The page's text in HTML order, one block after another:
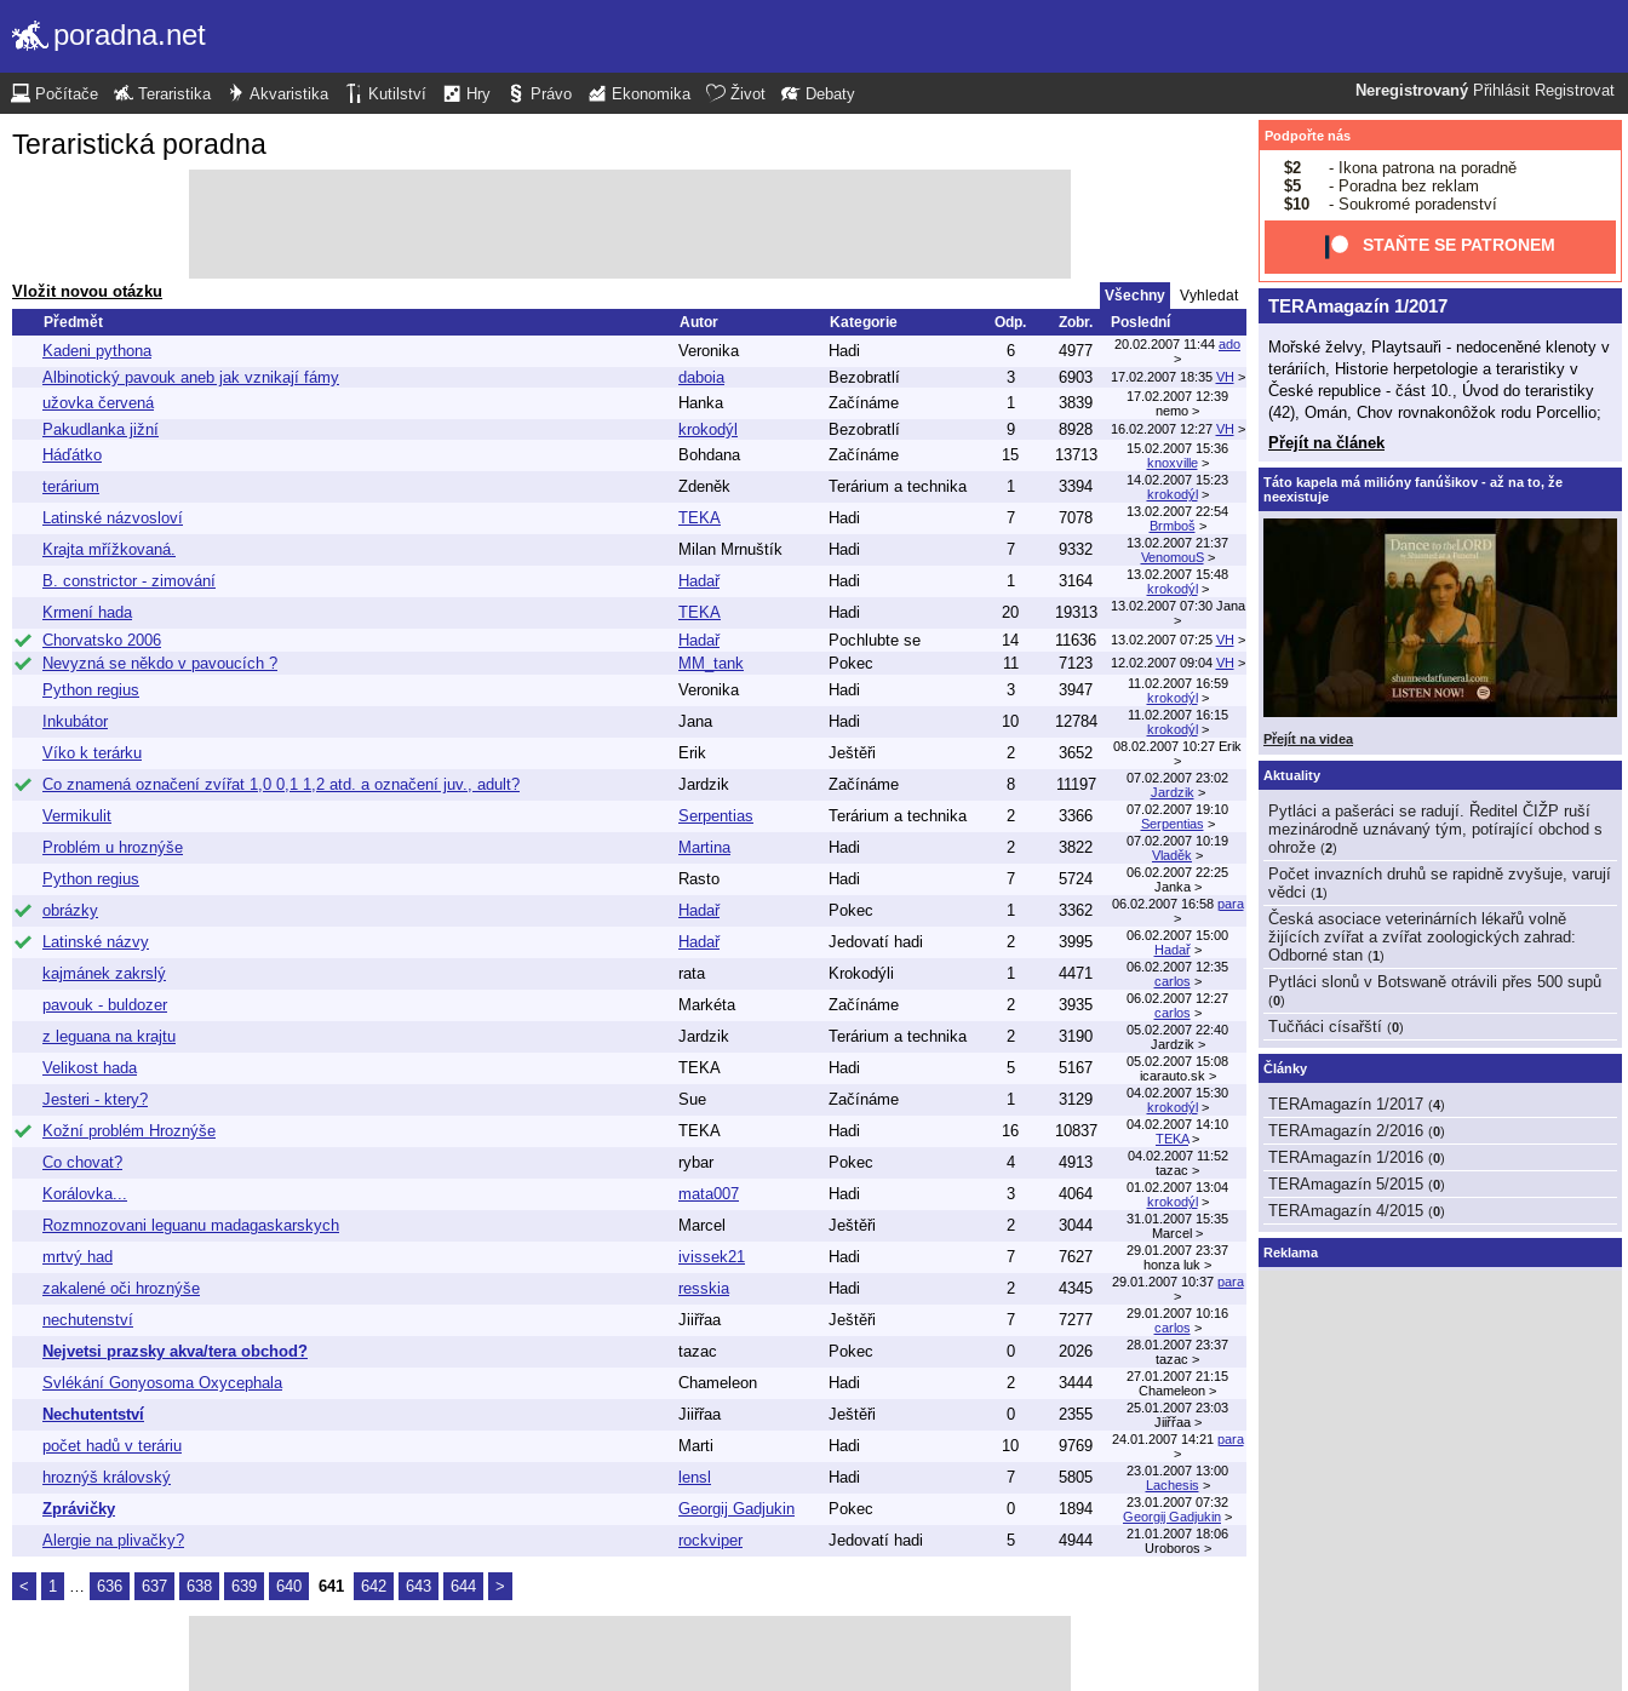
poradna.net
Neregistrovaný Přihlásit Registrovat
Počítače Teraristika Akvaristika Kutilství Hry Právo Ekonomika Život Debaty
Teraristická poradna
Vložit novou otázku Všechny
Vyhledat
Předmět
Autor Kategorie Odp. Zobr. Poslední
Kadeni pythona Veronika Hadi 6 4977 20.02.2007 11:44 ado
>
Albinotický pavouk aneb jak vznikají fámy daboia Bezobratlí 3 6903 17.02.2007 18:35 VH >
užovka červená Hanka Začínáme 1 3839
17.02.2007 12:39
nemo >
Pakudlanka jižní krokodýl Bezobratlí 9 8928 16.02.2007 12:27 VH >
Háďátko Bohdana Začínáme 15 13713
15.02.2007 15:36
knoxville >
terárium Zdeněk Terárium a technika 1 3394
14.02.2007 15:23
krokodýl >
Latinské názvosloví TEKA Hadi 7 7078
13.02.2007 22:54
Brmboš >
Krajta mřížkovaná. Milan Mrnuštík Hadi 7 9332
13.02.2007 21:37
VenomouS >
B. constrictor - zimování Hadař Hadi 1 3164
13.02.2007 15:48
krokodýl >
Krmení hada TEKA Hadi 20 19313 13.02.2007 07:30Jana
>
Chorvatsko 2006 Hadař Pochlubte se 14 11636 13.02.2007 07:25 VH >
Nevyzná se někdo v pavoucích ? MM_tank Pokec 11 7123 12.02.2007 09:04 VH >
Python regius Veronika Hadi 3 3947
11.02.2007 16:59
krokodýl >
Inkubátor Jana Hadi 10 12784
11.02.2007 16:15
krokodýl >
Víko k terárku Erik Ještěři 2 3652 08.02.2007 10:27 Erik
>
Co znamená označení zvířat 1,0 0,1 1,2 atd. a označení juv., adult? Jardzik Začínáme 8 11197
07.02.2007 23:02
Jardzik >
Vermikulit Serpentias Terárium a technika 2 3366
07.02.2007 19:10
Serpentias >
Problém u hroznýše Martina Hadi 2 3822
07.02.2007 10:19
Vladěk >
Python regius Rasto Hadi 7 5724
06.02.2007 22:25
Janka >
obrázky Hadař Pokec 1 3362 06.02.2007 16:58 para
>
Latinské názvy Hadař Jedovatí hadi 2 3995
06.02.2007 15:00
Hadař >
kajmánek zakrslý rata Krokodýli 1 4471
06.02.2007 12:35
carlos >
pavouk - buldozer Markéta Začínáme 2 3935
06.02.2007 12:27
carlos >
z leguana na krajtu Jardzik Terárium a technika 2 3190
05.02.2007 22:40
Jardzik >
Velikost hada TEKA Hadi 5 5167
05.02.2007 15:08
icarauto.sk >
Jesteri - ktery? Sue Začínáme 1 3129
04.02.2007 15:30
krokodýl >
Kožní problém Hroznýše TEKA Hadi 16 10837
04.02.2007 14:10
TEKA >
Co chovat? rybar Pokec 4 4913
04.02.2007 11:52
tazac >
Korálovka... mata007 Hadi 3 4064
01.02.2007 13:04
krokodýl >
Rozmnozovani leguanu madagaskarskych Marcel Ještěři 2 3044
31.01.2007 15:35
Marcel >
mrtvý had ivissek21 Hadi 7 7627
29.01.2007 23:37
honza luk >
zakalené oči hroznýše resskia Hadi 2 4345 29.01.2007 10:37 para
>
nechutenství Jiiřřaa Ještěři 7 7277
29.01.2007 10:16
carlos >
Nejvetsi prazsky akva/tera obchod? tazac Pokec 0 2026
28.01.2007 23:37
tazac >
Svlékání Gonyosoma Oxycephala Chameleon Hadi 2 3444
27.01.2007 21:15
Chameleon >
Nechutentství Jiiřřaa Ještěři 0 2355
25.01.2007 23:03
Jiiřřaa >
počet hadů v teráriu Marti Hadi 10 9769 24.01.2007 14:21 para
>
hroznýš královský lensl Hadi 7 5805
23.01.2007 13:00
Lachesis >
Zprávičky Georgij Gadjukin Pokec 0 1894
23.01.2007 07:32
Georgij Gadjukin >
Alergie na plivačky? rockviper Jedovatí hadi 5 4944
21.01.2007 18:06
Uroboros >
< 1 636 637 638 639 640 641 642 643 644 >
Podpořte nás
$2
- Ikona patrona na poradně
$5
- Poradna bez reklam
$10
- Soukromé poradenství
STAŇTE SE PATRONEM
TERAmagazín 1/2017
Mořské želvy, Playtsauři - nedoceněné klenoty v
teráriích, Historie herpetologie a teraristiky v
České republice - část 10., Úvod do teraristiky
(42), Omán, Chov rovnakonôžok rodu Porcellio;
Přejít na článek
Táto kapela má milióny fanúšikov - až na to, že
neexistuje
Přejít na videa
Aktuality
Pytláci a pašeráci se radují. Ředitel ČIŽP ruší
mezinárodně uznávaný tým, potírající obchod s
ohrože (2)
Počet invazních druhů se rapidně zvyšuje, varují
vědci (1)
Česká asociace veterinárních lékařů volně
žijících zvířat a zvířat zoologických zahrad:
Odborné stan (1)
Pytláci slonů v Botswaně otrávili přes 500 supů
(0)
Tučňáci císařští (0)
Články
TERAmagazín 1/2017 (4)
TERAmagazín 2/2016 (0)
TERAmagazín 1/2016 (0)
TERAmagazín 5/2015 (0)
TERAmagazín 4/2015 (0)
Reklama